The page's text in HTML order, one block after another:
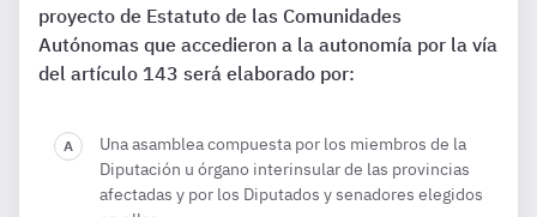
proyecto de Estatuto de las Comunidades
Autónomas que accedieron a la autonomía por la vía
del artículo 143 será elaborado por:
Una asamblea compuesta por los miembros de la
Diputación u órgano interinsular de las provincias
afectadas y por los Diputados y senadores elegidos